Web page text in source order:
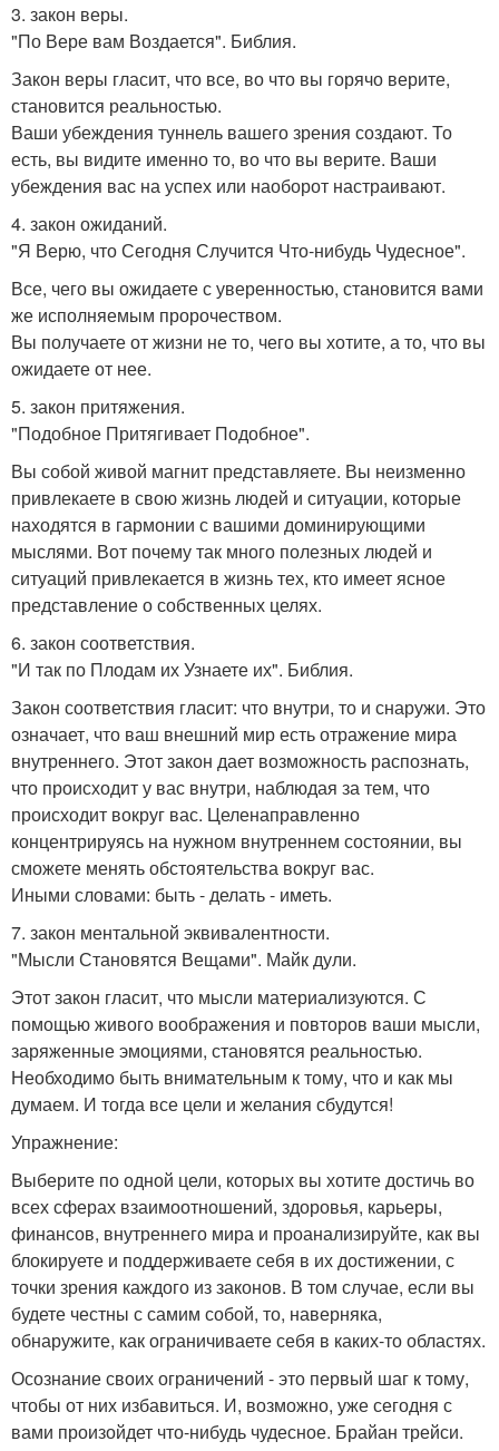
3. закон веры.
"По Вере вам Воздается". Библия.
Закон веры гласит, что все, во что вы горячо верите,
становится реальностью.
Ваши убеждения туннель вашего зрения создают. То
есть, вы видите именно то, во что вы верите. Ваши
убеждения вас на успех или наоборот настраивают.
4. закон ожиданий.
"Я Верю, что Сегодня Случится Что-нибудь Чудесное".
Все, чего вы ожидаете с уверенностью, становится вами
же исполняемым пророчеством.
Вы получаете от жизни не то, чего вы хотите, а то, что вы
ожидаете от нее.
5. закон притяжения.
"Подобное Притягивает Подобное".
Вы собой живой магнит представляете. Вы неизменно
привлекаете в свою жизнь людей и ситуации, которые
находятся в гармонии с вашими доминирующими
мыслями. Вот почему так много полезных людей и
ситуаций привлекается в жизнь тех, кто имеет ясное
представление о собственных целях.
6. закон соответствия.
"И так по Плодам их Узнаете их". Библия.
Закон соответствия гласит: что внутри, то и снаружи. Это
означает, что ваш внешний мир есть отражение мира
внутреннего. Этот закон дает возможность распознать,
что происходит у вас внутри, наблюдая за тем, что
происходит вокруг вас. Целенаправленно
концентрируясь на нужном внутреннем состоянии, вы
сможете менять обстоятельства вокруг вас.
Иными словами: быть - делать - иметь.
7. закон ментальной эквивалентности.
"Мысли Становятся Вещами". Майк дули.
Этот закон гласит, что мысли материализуются. С
помощью живого воображения и повторов ваши мысли,
заряженные эмоциями, становятся реальностью.
Необходимо быть внимательным к тому, что и как мы
думаем. И тогда все цели и желания сбудутся!
Упражнение:
Выберите по одной цели, которых вы хотите достичь во
всех сферах взаимоотношений, здоровья, карьеры,
финансов, внутреннего мира и проанализируйте, как вы
блокируете и поддерживаете себя в их достижении, с
точки зрения каждого из законов. В том случае, если вы
будете честны с самим собой, то, наверняка,
обнаружите, как ограничиваете себя в каких-то областях.
Осознание своих ограничений - это первый шаг к тому,
чтобы от них избавиться. И, возможно, уже сегодня с
вами произойдет что-нибудь чудесное. Брайан трейси.